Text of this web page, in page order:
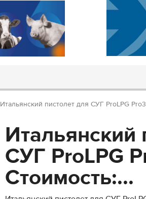
Итальянский пистолет для СУГ ProLPG
Итальянский
СУГ ProLPG
Стоимость:...